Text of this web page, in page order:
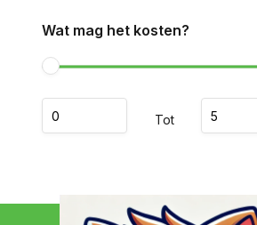
Wat mag het kosten?
Tot